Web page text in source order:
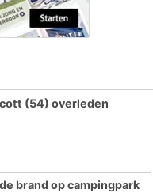
(54) overleden
brand op campingpark